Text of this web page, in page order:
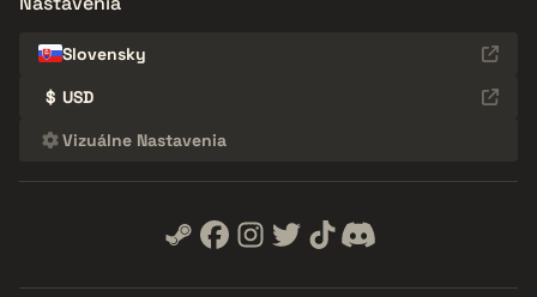
Slovensky
$ USD
Vizuálne Nastavenia